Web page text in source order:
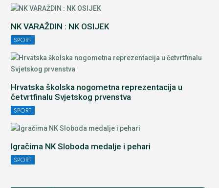
NK VARAŽDIN : NK OSIJEK
SPORT
Hrvatska školska nogometna reprezentacija u
četvrtfinalu Svjetskog prvenstva
SPORT
Igračima NK Sloboda medalje i pehari
SPORT